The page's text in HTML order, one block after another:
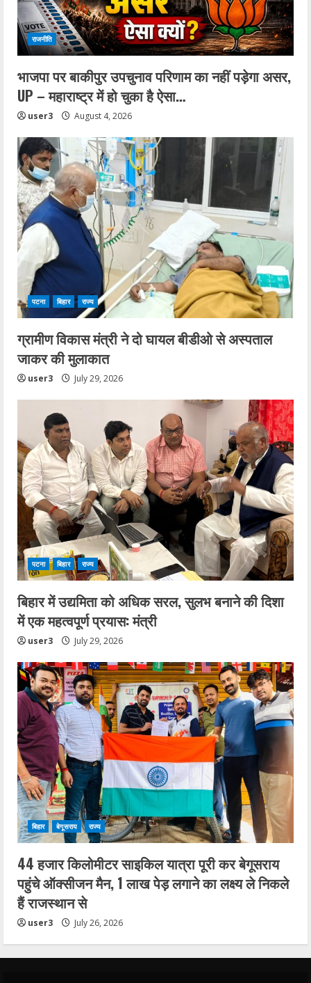
राजनीति
भाजपा पर बाकीपुर उपचुनाव परिणाम का नहीं पड़ेगा असर,
UP – महाराष्ट्र में हो चुका है ऐसा…
user3 August 4, 2026
पटना बिहार राज्य
ग्रामीण विकास मंत्री ने दो घायल बीडीओ से अस्पताल
जाकर की मुलाकात
user3 July 29, 2026
पटना बिहार राज्य
बिहार में उद्यमिता को अधिक सरल, सुलभ बनाने की दिशा
में एक महत्वपूर्ण प्रयास: मंत्री
user3 July 29, 2026
बिहार बेगूसराय राज्य
44 हजार किलोमीटर साइकिल यात्रा पूरी कर बेगूसराय
पहुंचे ऑक्सीजन मैन, 1 लाख पेड़ लगाने का लक्ष्य ले निकले
हैं राजस्थान से
user3 July 26, 2026